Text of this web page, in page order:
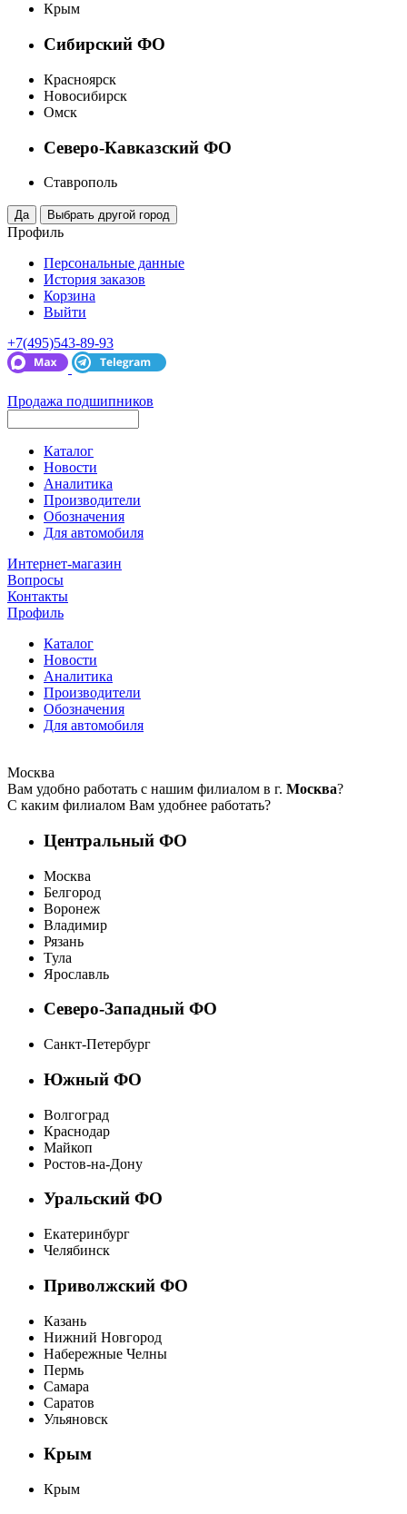
Крым
Сибирский ФО
Красноярск
Новосибирск
Омск
Северо-Кавказский ФО
Ставрополь
Профиль
Персональные данные
История заказов
Корзина
Выйти
+7(495)543-89-93
Продажа подшипников
Каталог
Новости
Аналитика
Производители
Обозначения
Для автомобиля
Интернет-магазин
Вопросы
Контакты
Профиль
Каталог
Новости
Аналитика
Производители
Обозначения
Для автомобиля
Москва
Вам удобно работать с нашим филиалом в г. Москва?
С каким филиалом Вам удобнее работать?
Центральный ФО
Москва
Белгород
Воронеж
Владимир
Рязань
Тула
Ярославль
Северо-Западный ФО
Санкт-Петербург
Южный ФО
Волгоград
Краснодар
Майкоп
Ростов-на-Дону
Уральский ФО
Екатеринбург
Челябинск
Приволжский ФО
Казань
Нижний Новгород
Набережные Челны
Пермь
Самара
Саратов
Ульяновск
Крым
Крым